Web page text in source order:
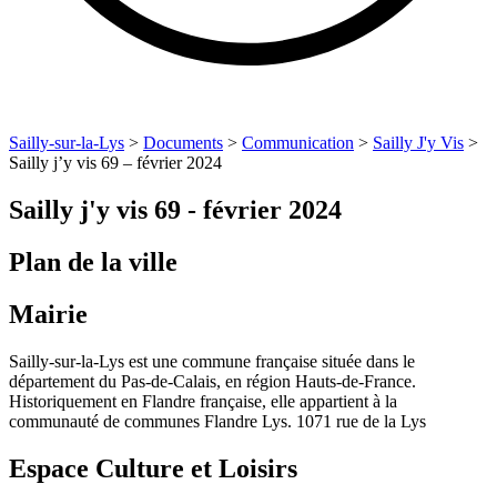
Sailly-sur-la-Lys > Documents > Communication > Sailly J'y Vis >
Sailly j’y vis 69 – février 2024
Sailly j'y vis 69 - février 2024
Plan de la ville
Mairie
Sailly-sur-la-Lys est une commune française située dans le
département du Pas-de-Calais, en région Hauts-de-France.
Historiquement en Flandre française, elle appartient à la
communauté de communes Flandre Lys. 1071 rue de la Lys
Espace Culture et Loisirs